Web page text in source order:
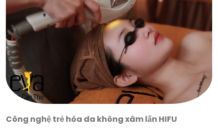
Công nghệ trẻ hóa da không xâm lấn HIFU